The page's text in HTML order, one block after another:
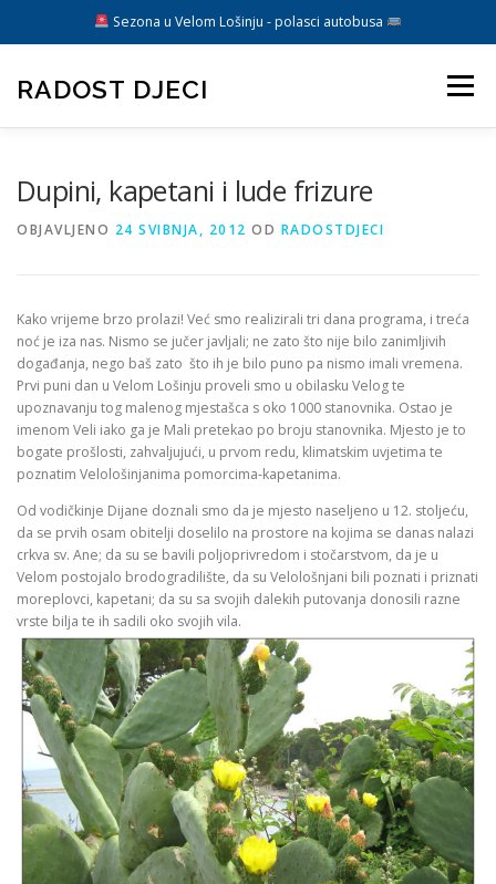
Sezona u Velom Lošinju - polasci autobusa
sadržaj
RADOST DJECI Izbornik
Dupini, kapetani i lude frizure
OBJAVLJENO 24 SVIBNJA, 2012 OD RADOSTDJECI
Kako vrijeme brzo prolazi! Već smo realizirali tri dana programa, i treća
noć je iza nas. Nismo se jučer javljali; ne zato što nije bilo zanimljivih
događanja, nego baš zato što ih je bilo puno pa nismo imali vremena.
Prvi puni dan u Velom Lošinju proveli smo u obilasku Velog te
upoznavanju tog malenog mjestašca s oko 1000 stanovnika. Ostao je
imenom Veli iako ga je Mali pretekao po broju stanovnika. Mjesto je to
bogate prošlosti, zahvaljujući, u prvom redu, klimatskim uvjetima te
poznatim Velološinjanima pomorcima-kapetanima.
Od vodičkinje Dijane doznali smo da je mjesto naseljeno u 12. stoljeću,
da se prvih osam obitelji doselilo na prostore na kojima se danas nalazi
crkva sv. Ane; da su se bavili poljoprivredom i stočarstvom, da je u
Velom postojalo brodogradilište, da su Velološnjani bili poznati i priznati
moreplovci, kapetani; da su sa svojih dalekih putovanja donosili razne
vrste bilja te ih sadili oko svojih vila.